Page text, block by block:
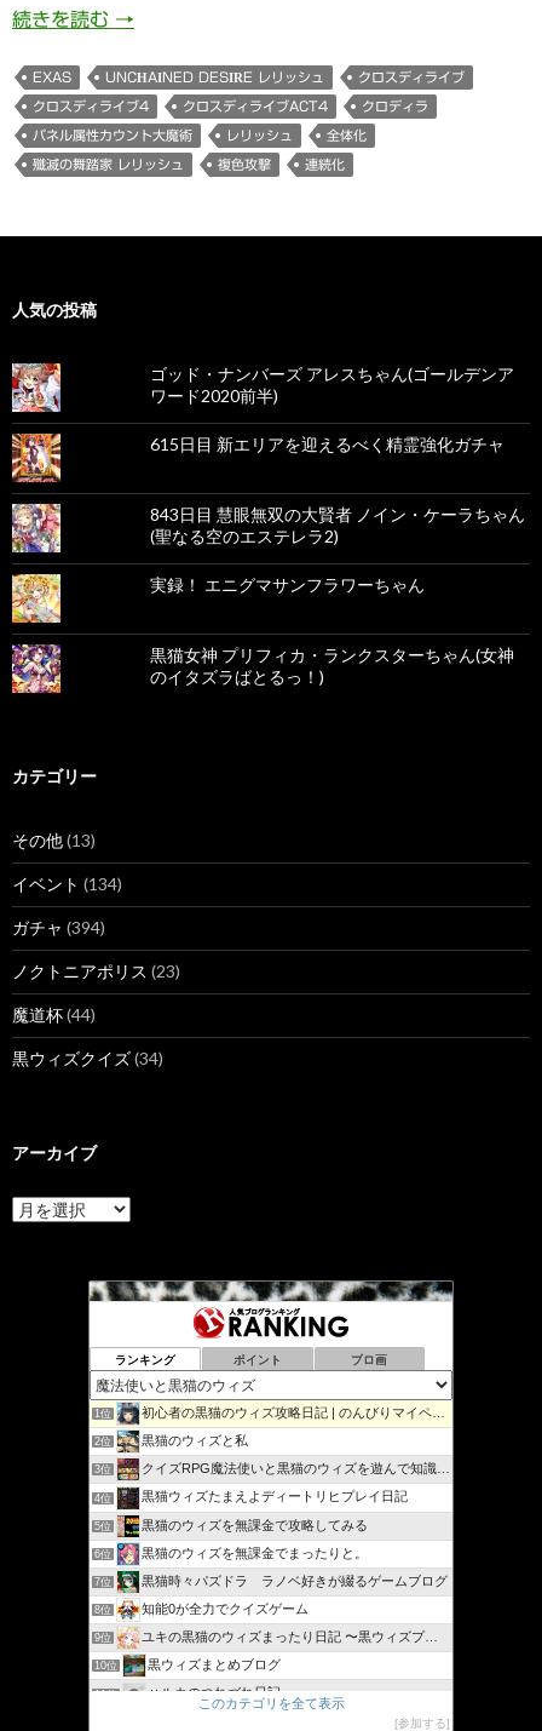
続きを読む Unchained Desire レリッシュさん
→
EXAS UNCHAINED DESIRE レリッシュ クロスディライブ
クロスディライブ4 クロスディライブACT4 クロディラ
パネル属性カウント大魔術 レリッシュ 全体化
殲滅の舞踏家 レリッシュ 複色攻撃 連続化
人気の投稿
ゴッド・ナンバーズ アレスちゃん(ゴールデンア
ワード2020前半)
615日目 新エリアを迎えるべく精霊強化ガチャ
843日目 慧眼無双の大賢者 ノイン・ケーラちゃん
(聖なる空のエステレラ2)
実録！ エニグマサンフラワーちゃん
黒猫女神 プリフィカ・ランクスターちゃん(女神
のイタズラばとるっ！)
カテゴリー
その他(13)
イベント (134)
ガチャ (394)
ノクトニアポリス (23)
魔道杯(44)
黒ウィズクイズ(34)
アーカイブ
ア
ー
ランキング ポイント ブロ画
1位 初心者の黒猫のウィズ攻略日記 | のんびりマイペースで攻略…
2位 黒猫のウィズと私
3位 クイズRPG魔法使いと黒猫のウィズを遊んで知識を増やそう
4位 黒猫ウィズたまえよディートリヒプレイ日記
5位 黒猫のウィズを無課金で攻略してみる
6位 黒猫のウィズを無課金でまったりと。
7位 黒猫時々パズドラ ラノベ好きが綴るゲームブログ
8位 知能0が全力でクイズゲーム
9位 ユキの黒猫のウィズまったり日記 〜黒ウィズプレイ日記ブログ〜
10位 黒ウィズまとめブログ
11位 ハルカのつれづれ日記
このカテゴリを全て表示
参加する